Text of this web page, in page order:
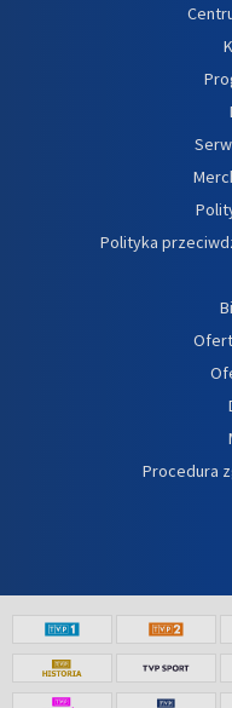
Polityka
Procedura